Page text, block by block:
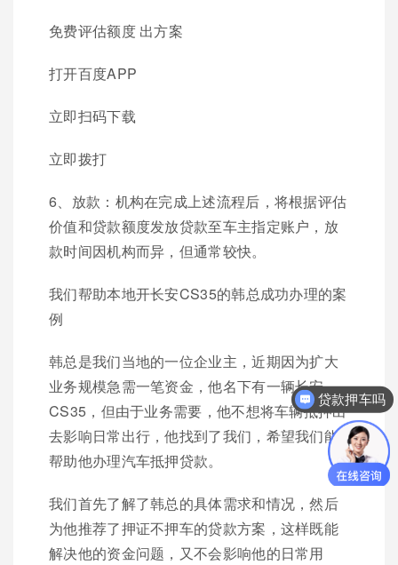
免费评估额度 出方案
打开百度APP
立即扫码下载
立即拨打
6、放款：机构在完成上述流程后，将根据评估
价值和贷款额度发放贷款至车主指定账户，放
款时间因机构而异，但通常较快。
我们帮助本地开长安CS35的韩总成功办理的案
例
韩总是我们当地的一位企业主，近期因为扩大
业务规模急需一笔资金，他名下有一辆长安
CS35，但由于业务需要，他不想将车辆抵押出
去影响日常出行，他找到了我们，希望我们能
帮助他办理汽车抵押贷款。
我们首先了解了韩总的具体需求和情况，然后
为他推荐了押证不押车的贷款方案，这样既能
解决他的资金问题，又不会影响他的日常用
贷款押车吗